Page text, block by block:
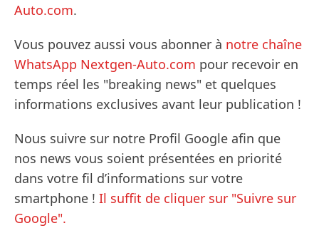
Auto.com.
Vous pouvez aussi vous abonner à notre chaîne
WhatsApp Nextgen-Auto.com pour recevoir en
temps réel les "breaking news" et quelques
informations exclusives avant leur publication !
Nous suivre sur notre Profil Google afin que
nos news vous soient présentées en priorité
dans votre fil d’informations sur votre
smartphone ! Il suffit de cliquer sur "Suivre sur
Google".